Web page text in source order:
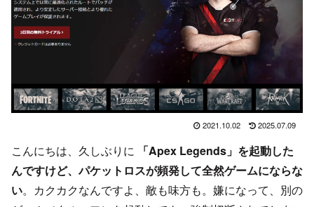
2021.10.02 2025.07.09
こんにちは、久しぶりに 「Apex Legends」を起動した
んですけど、パケットロスが頻発して全然ゲームにならな
い。カクカクなんですよ、敵も味方も。嫌になって、別の